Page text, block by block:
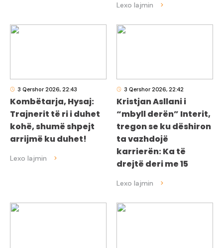
3 Qershor 2026, 22:43
Kombëtarja, Hysaj:
Trajnerit të ri i duhet
kohë, shumë shpejt
arrijmë ku duhet!
3 Qershor 2026, 22:42
Kristjan Asllani i
“mbyll derën” Interit,
tregon se ku dëshiron
ta vazhdojë
karrierën: Ka të
drejtë deri me 15